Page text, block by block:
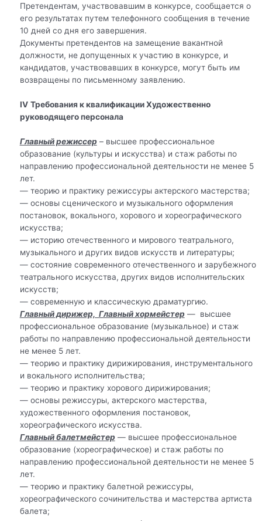
Претендентам, участвовавшим в конкурсе, сообщается о
его результатах путем телефонного сообщения в течение
10 дней со дня его завершения.
Документы претендентов на замещение вакантной
должности, не допущенных к участию в конкурсе, и
кандидатов, участвовавших в конкурсе, могут быть им
возвращены по письменному заявлению.
IV Требования к квалификации Художественно
руководящего персонала
Главный режиссер – высшее профессиональное
образование (культуры и искусства) и стаж работы по
направлению профессиональной деятельности не менее 5
лет.
— теорию и практику режиссуры актерского мастерства;
— основы сценического и музыкального оформления
постановок, вокального, хорового и хореографического
искусства;
— историю отечественного и мирового театрального,
музыкального и других видов искусств и литературы;
— состояние современного отечественного и зарубежного
театрального искусства, других видов исполнительских
искусств;
— современную и классическую драматургию.
Главный дирижер, Главный хормейстер — высшее
профессиональное образование (музыкальное) и стаж
работы по направлению профессиональной деятельности
не менее 5 лет.
— теорию и практику дирижирования, инструментального
и вокального исполнительства;
— теорию и практику хорового дирижирования;
— основы режиссуры, актерского мастерства,
художественного оформления постановок,
хореографического искусства.
Главный балетмейстер — высшее профессиональное
образование (хореографическое) и стаж работы по
направлению профессиональной деятельности не менее 5
лет.
— теорию и практику балетной режиссуры,
хореографического сочинительства и мастерства артиста
балета;